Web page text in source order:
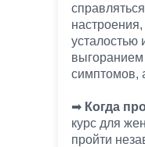
усталостью
симптомов,
➡︎ Когда
курс для
пройти